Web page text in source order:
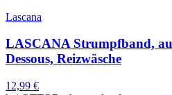
Lascana
LASCANA Strumpfband,
Dessous, Reizwäsche
12,99 €